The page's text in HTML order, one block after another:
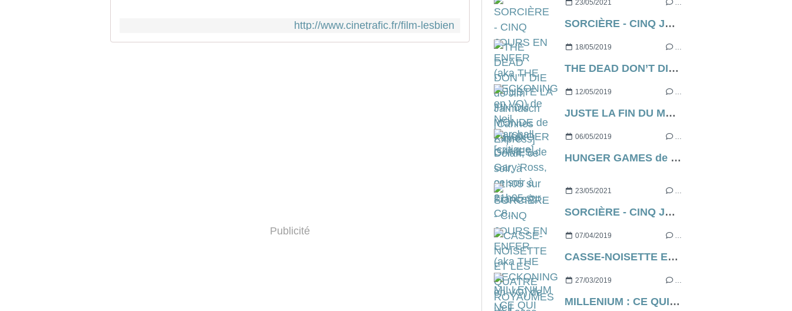
http://www.cinetrafic.fr/film-lesbien
Publicité
23/05/2021 …
SORCIÈRE - CINQ JOURS EN ENFER (aka THE RECKONING en VO) de Neil Marshall [critique]
18/05/2019 …
THE DEAD DON’T DIE de Jim Jarmusch [Cannes Express]
12/05/2019 …
JUSTE LA FIN DU MONDE de Xavier Dolan, ce soir, à 21h05 sur France 2...
06/05/2019 …
HUNGER GAMES de Gary Ross, ce soir à 21h05 sur C8...
23/05/2021 …
SORCIÈRE - CINQ JOURS EN ENFER (aka THE RECKONING en VO) de Neil Marshall [critique]
07/04/2019 …
CASSE-NOISETTE ET LES QUATRE ROYAUMES de Lasse Hallström et Joe Johnston, le live action via Disney
27/03/2019 …
MILLENIUM : CE QUI NE ME TUE PAS de Fede Álvarez [critique]